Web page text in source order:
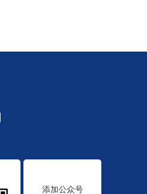
添加公众号